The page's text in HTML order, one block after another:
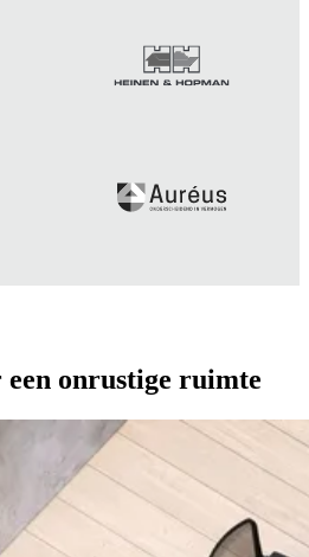
een onrustige ruimte